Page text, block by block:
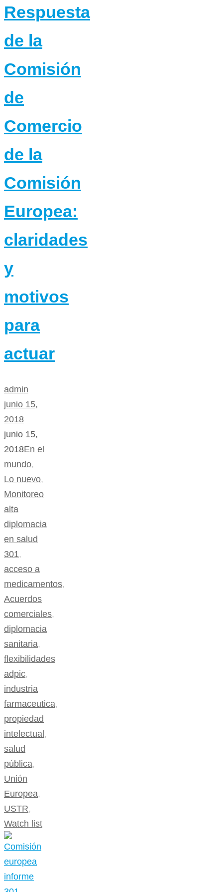
Respuesta
de la
Comisión
de
Comercio
de la
Comisión
Europea:
claridades
y
motivos
para
actuar
admin
junio 15,
2018
junio 15,
2018En el
mundo,
Lo nuevo,
Monitoreo
alta
diplomacia
en salud
301,
acceso a
medicamentos,
Acuerdos
comerciales,
diplomacia
sanitaria,
flexibilidades
adpic,
industria
farmaceutica,
propiedad
intelectual,
salud
pública,
Unión
Europea,
USTR,
Watch list